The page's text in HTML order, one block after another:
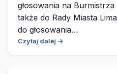
głosowania na
także do Rady Miasta
do głosowania…
Czytaj dalej →